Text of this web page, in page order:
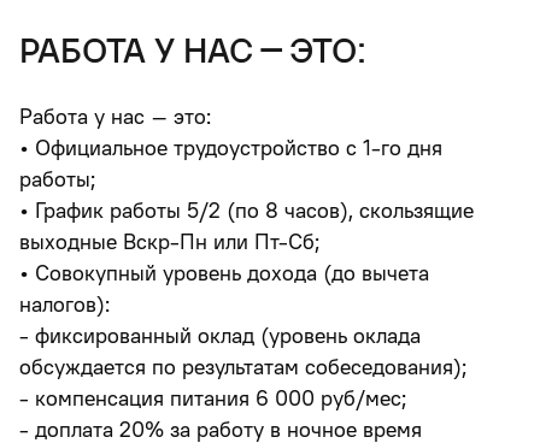
работа у нас – это:
Работа у нас – это:
• Официальное трудоустройство с 1-го дня
работы;
• График работы 5/2 (по 8 часов), скользящие
выходные Вскр-Пн или Пт-Сб;
• Совокупный уровень дохода (до вычета
налогов):
- фиксированный оклад (уровень оклада
обсуждается по результатам собеседования);
- компенсация питания 6 000 руб/мес;
- доплата 20% за работу в ночное время